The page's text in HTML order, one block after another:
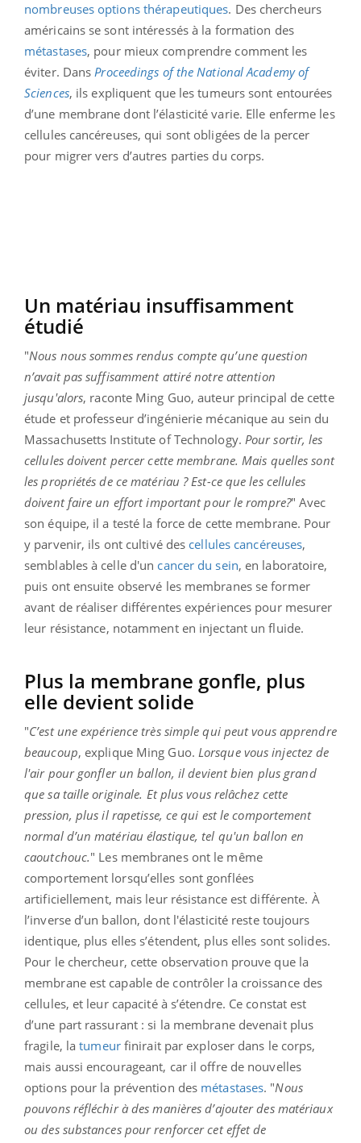
nombreuses options thérapeutiques. Des chercheurs
américains se sont intéressés à la formation des
métastases, pour mieux comprendre comment les
éviter. DansProceedings of the National Academy of
Sciences, ils expliquent que les tumeurs sont entourées
d’une membrane dont l’élasticité varie. Elle enferme les
cellules cancéreuses, qui sont obligées de la percer
pour migrer vers d’autres parties du corps.
Un matériau insuffisamment
étudié
"Nous nous sommes rendus compte qu’une question
n’avait pas suffisamment attiré notre attention
jusqu'alors, raconte Ming Guo, auteur principal de cette
étude et professeur d’ingénierie mécanique au sein du
Massachusetts Institute of Technology. Pour sortir, les
cellules doivent percer cette membrane. Mais quelles sont
les propriétés de ce matériau ? Est-ce que les cellules
doivent faire un effort important pour le rompre?" Avec
son équipe, il a testé la force de cette membrane. Pour
y parvenir, ils ont cultivé des cellules cancéreuses,
semblables à celle d'un cancer du sein, en laboratoire,
puis ont ensuite observé les membranes se former
avant de réaliser différentes expériences pour mesurer
leur résistance, notamment en injectant un fluide.
Plus la membrane gonfle, plus
elle devient solide
"C’est une expérience très simple qui peut vous apprendre
beaucoup, explique Ming Guo. Lorsque vous injectez de
l'air pour gonfler un ballon, il devient bien plus grand
que sa taille originale. Et plus vous relâchez cette
pression, plus il rapetisse, ce qui est le comportement
normal d’un matériau élastique, tel qu'un ballon en
caoutchouc." Les membranes ont le même
comportement lorsqu’elles sont gonflées
artificiellement, mais leur résistance est différente. À
l’inverse d’un ballon, dont l'élasticité reste toujours
identique, plus elles s’étendent, plus elles sont solides.
Pour le chercheur, cette observation prouve que la
membrane est capable de contrôler la croissance des
cellules, et leur capacité à s’étendre. Ce constat est
d’une part rassurant : si la membrane devenait plus
fragile, latumeurfinirait par exploser dans le corps,
mais aussi encourageant, car il offre de nouvelles
options pour la prévention des métastases. "Nous
pouvons réfléchir à des manières d’ajouter des matériaux
ou des substances pour renforcer cet effet de